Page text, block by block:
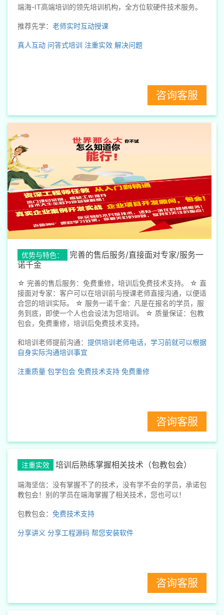
端海-IT高端培训的领先培训机构，全方位软硬件技术服务。
推荐先学： 老师实时互动授课
真人互动 问答式培训 注重实效 解决问题
咨询客服
优势与特色：
完善的售后服务/直接面对专家/服务一
诺千金
☆ 完善的售后服务：免费重修，培训后免费技术支持。 ☆ 直
接面对专家：客户可以在培训前与授课老师直接沟通，以便适
合您的培训实际。 ☆ 服务一诺千金：凡是在报名的学员，服
务到底，即使一个人也会设法为您培训。 ☆ 质量保证：包教
包会，免费重修，培训后免费技术支持。
和培训老师提前沟通： 提供培训老师电话，学习前就可以根据
自身实际沟通培训事宜
注重质量 包学包会 免费技术支持 免费重修
咨询客服
注重实效 培训后熟练掌握相关技术（包教包会）
端海坚信：没有掌握不了的技术，没有学不会的学员，承诺包
教包会！别的学员在端海掌握了相关技术，您也可以！
包教包会： 免费技术支持
分享讲义 分享工程源码 帮您安装软件
咨询客服